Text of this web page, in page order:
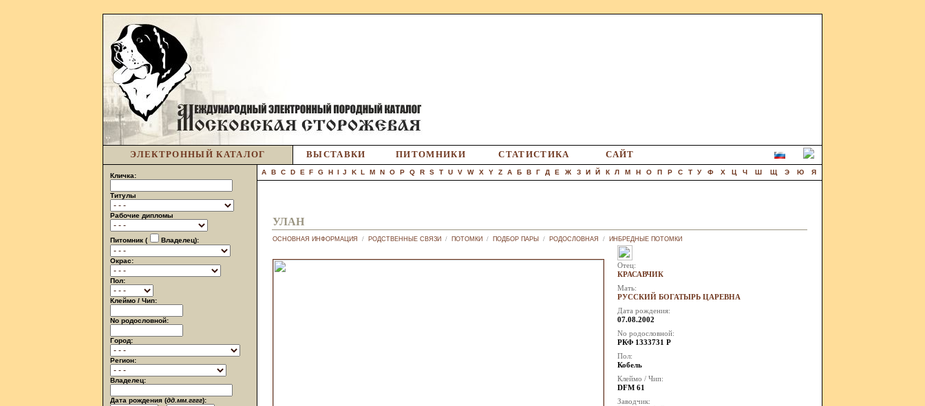
ЭЛЕКТРОННЫЙ КАТАЛОГ ВЫСТАВКИ ПИТОМНИКИ СТАТИСТИКА САЙТ
Кличка:
Титулы
Рабочие дипломы
Питомник ( Владелец):
Окрас:
Пол:
Клеймо / Чип:
No родословной:
Город:
Регион:
Владелец:
Дата рождения (дд.мм.гггг):
A B C D E F G H I J K L M N O P Q R S T U V W X Y Z А Б В Г Д Е Ж З И Й К Л М Н О П Р С Т У Ф Х Ц Ч Ш Щ Э Ю Я
УЛАН
ОСНОВНАЯ ИНФОРМАЦИЯ / РОДСТВЕННЫЕ СВЯЗИ / ПОТОМКИ / ПОДБОР ПАРЫ / РОДОСЛОВНАЯ / ИНБРЕДНЫЕ ПОТОМКИ
Отец:
КРАСАВЧИК
Мать:
РУССКИЙ БОГАТЫРЬ ЦАРЕВНА
Дата рождения:
07.08.2002
No родословной:
РКФ 1333731 Р
Пол:
Кобель
Клеймо / Чип:
DFM 61
Заводчик: